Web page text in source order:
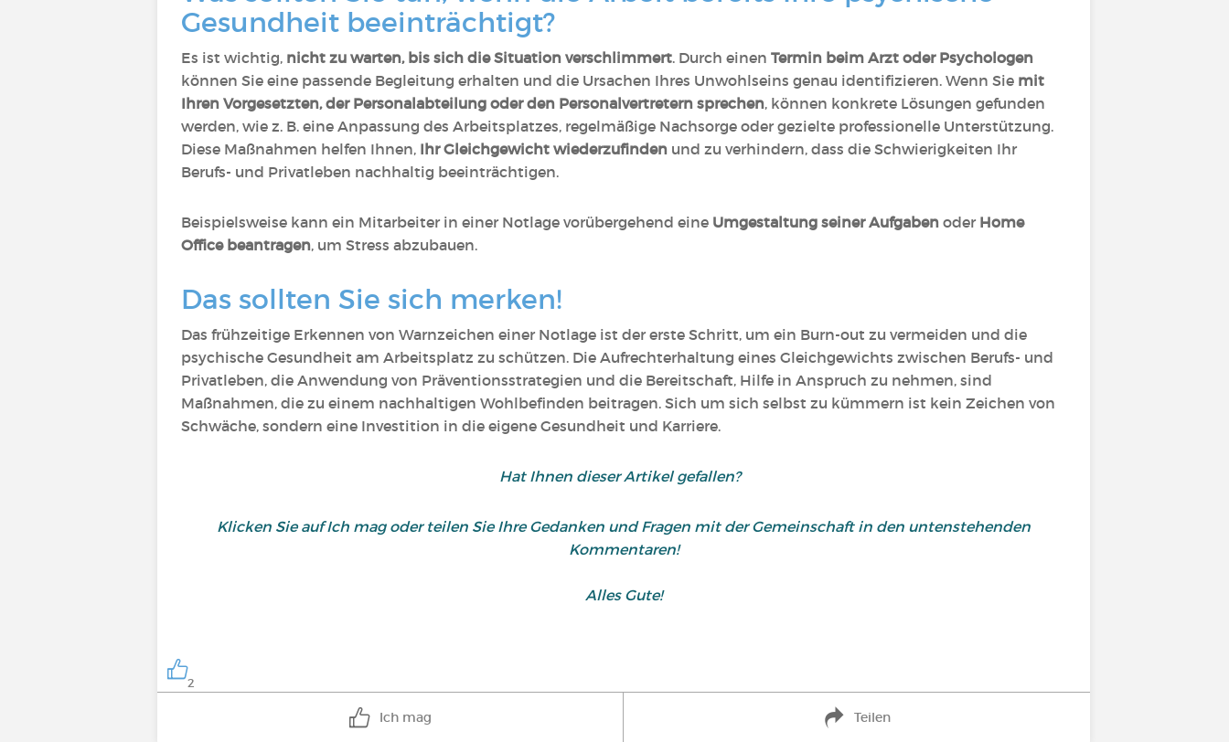
Gesundheit beeinträchtigt?
Es ist wichtig, nicht zu warten, bis sich die Situation verschlimmert. Durch einen Termin beim Arzt oder Psychologen
können Sie eine passende Begleitung erhalten und die Ursachen Ihres Unwohlseins genau identifizieren. Wenn Sie mit
Ihren Vorgesetzten, der Personalabteilung oder den Personalvertretern sprechen, können konkrete Lösungen gefunden
werden, wie z. B. eine Anpassung des Arbeitsplatzes, regelmäßige Nachsorge oder gezielte professionelle Unterstützung.
Diese Maßnahmen helfen Ihnen, Ihr Gleichgewicht wiederzufinden und zu verhindern, dass die Schwierigkeiten Ihr
Berufs- und Privatleben nachhaltig beeinträchtigen.
Beispielsweise kann ein Mitarbeiter in einer Notlage vorübergehend eine Umgestaltung seiner Aufgaben oder Home
Office beantragen, um Stress abzubauen.
Das sollten Sie sich merken!
Das frühzeitige Erkennen von Warnzeichen einer Notlage ist der erste Schritt, um ein Burn-out zu vermeiden und die
psychische Gesundheit am Arbeitsplatz zu schützen. Die Aufrechterhaltung eines Gleichgewichts zwischen Berufs- und
Privatleben, die Anwendung von Präventionsstrategien und die Bereitschaft, Hilfe in Anspruch zu nehmen, sind
Maßnahmen, die zu einem nachhaltigen Wohlbefinden beitragen. Sich um sich selbst zu kümmern ist kein Zeichen von
Schwäche, sondern eine Investition in die eigene Gesundheit und Karriere.
Hat Ihnen dieser Artikel gefallen?
Klicken Sie auf Ich mag oder teilen Sie Ihre Gedanken und Fragen mit der Gemeinschaft in den untenstehenden
Kommentaren!
Alles Gute!
2
Ich mag Teilen